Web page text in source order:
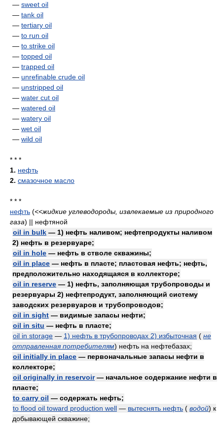
— sweet oil
— tank oil
— tertiary oil
— to run oil
— to strike oil
— topped oil
— trapped oil
— unrefinable crude oil
— unstripped oil
— water cut oil
— watered oil
— watery oil
— wet oil
— wild oil
* * *
1. нефть
2. смазочное масло
* * *
нефть (<<жидкие углеводороды, извлекаемые из природного
газа) || нефтяной
oil in bulk — 1) нефть наливом; нефтепродукты наливом
2) нефть в резервуаре;
oil in hole — нефть в стволе скважины;
oil in place — нефть в пласте; пластовая нефть; нефть,
предположительно находящаяся в коллекторе;
oil in reserve — 1) нефть, заполняющая трубопроводы и
резервуары 2) нефтепродукт, заполняющий систему
заводских резервуаров и трубопроводов;
oil in sight — видимые запасы нефти;
oil in situ — нефть в пласте;
oil in storage — 1) нефть в трубопроводах 2) избыточная ( не
отправленная потребителям) нефть на нефтебазах;
oil initially in place — первоначальные запасы нефти в
коллекторе;
oil originally in reservoir— начальное содержание нефти в
пласте;
to carry oil — содержать нефть;
to flood oil toward production well — вытеснять нефть ( водой) к
добывающей скважине;